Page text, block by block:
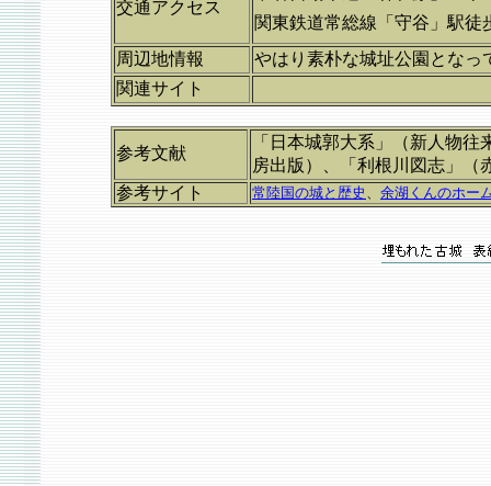
交通アクセス
関東鉄道常総線「守谷」駅徒
周辺地情報
やはり素朴な城址公園となっ
関連サイト
参考文献
「日本城郭大系」（新人物
房出版）、
「利根川図志」
参考サイト
常陸国の城と歴史 、 余湖くんのホー